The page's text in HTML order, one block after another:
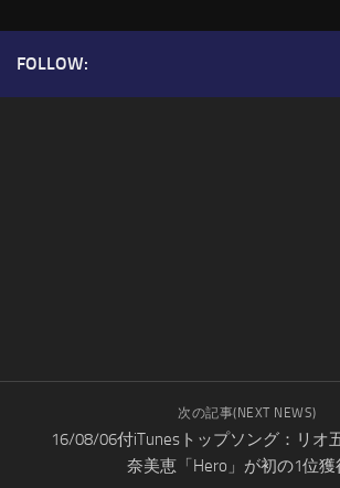
FOLLOW:
次の記事(NEXT NEWS)
16/08/06付iTunesトップソング：リオ
奈美恵「Hero」が初の1位獲